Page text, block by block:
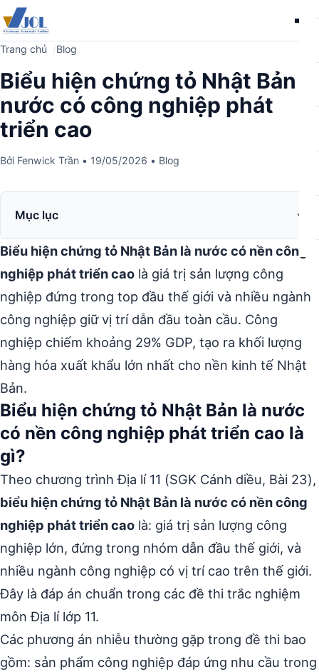
Trang chủ Blog
Biểu hiện chứng tỏ Nhật Bản là
nước có công nghiệp phát
triển cao
Bởi Fenwick Trần • 19/05/2026 • Blog
Mục lục
Biểu hiện chứng tỏ Nhật Bản là nước có nền công
nghiệp phát triển cao là giá trị sản lượng công
nghiệp đứng trong top đầu thế giới và nhiều ngành
công nghiệp giữ vị trí dẫn đầu toàn cầu. Công
nghiệp chiếm khoảng 29% GDP, tạo ra khối lượng
hàng hóa xuất khẩu lớn nhất cho nền kinh tế Nhật
Bản.
Biểu hiện chứng tỏ Nhật Bản là nước
có nền công nghiệp phát triển cao là
gì?
Theo chương trình Địa lí 11 (SGK Cánh diều, Bài 23),
biểu hiện chứng tỏ Nhật Bản là nước có nền công
nghiệp phát triển cao là: giá trị sản lượng công
nghiệp lớn, đứng trong nhóm dẫn đầu thế giới, và
nhiều ngành công nghiệp có vị trí cao trên thế giới.
Đây là đáp án chuẩn trong các đề thi trắc nghiệm
môn Địa lí lớp 11.
Các phương án nhiễu thường gặp trong đề thi bao
gồm: sản phẩm công nghiệp đáp ứng nhu cầu trong